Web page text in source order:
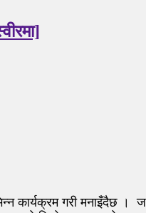
कार्यक्रम गरी मनाइँदैछ ।